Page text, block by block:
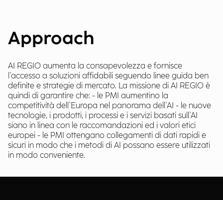
Approach
AI REGIO aumenta la consapevolezza e fornisce
l'accesso a soluzioni affidabili seguendo linee guida ben
definite e strategie di mercato. La missione di AI REGIO è
quindi di garantire che: - le PMI aumentino la
competitività dell'Europa nel panorama dell'AI - le nuove
tecnologie, i prodotti, i processi e i servizi basati sull'AI
siano in linea con le raccomandazioni ed i valori etici
europei - le PMI ottengano collegamenti di dati rapidi e
sicuri in modo che i metodi di AI possano essere utilizzati
in modo conveniente.